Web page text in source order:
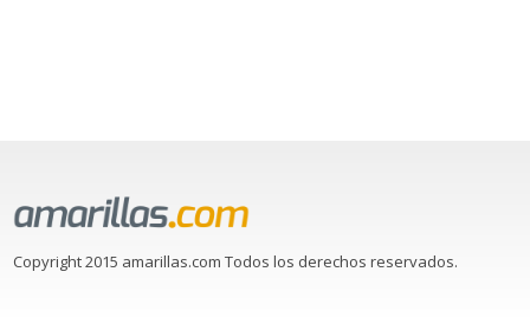
Copyright 2015 amarillas.com Todos los derechos reservados.